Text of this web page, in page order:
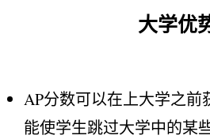
大学优
AP分数可以在上大学之前
能使学生跳过大学中的某